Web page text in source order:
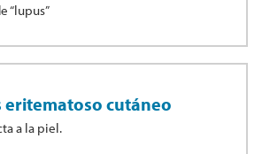
“lupus”
eritematoso cutáneo
a la piel.